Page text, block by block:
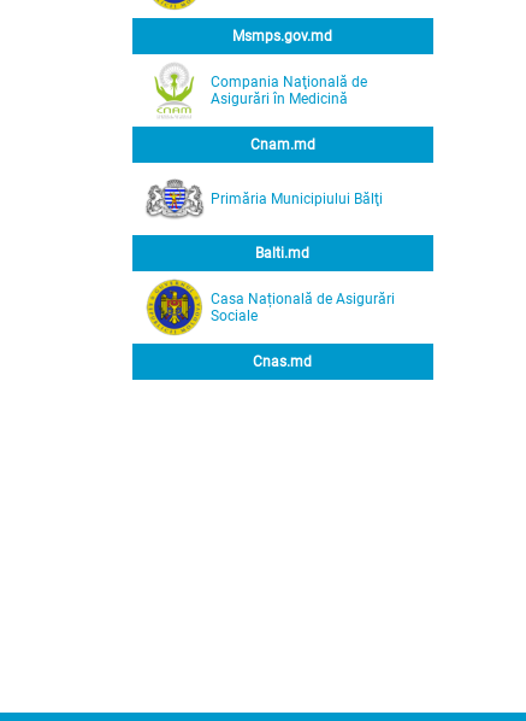
Msmps.gov.md
Compania Naţională de
Asigurări în Medicină
Cnam.md
Primăria Municipiului Bălţi
Balti.md
Casa Națională de Asigurări
Sociale
Cnas.md